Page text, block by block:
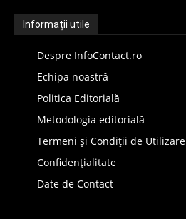
Informații utile
Despre InfoContact.ro
Echipa noastră
Politica Editorială
Metodologia editorială
Termeni și Condiții de Utilizare
Confidențialitate
Date de Contact